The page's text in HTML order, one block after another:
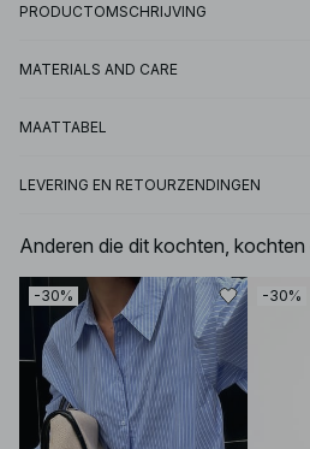
PRODUCTOMSCHRIJVING
MATERIALS AND CARE
MAATTABEL
LEVERING EN RETOURZENDINGEN
Anderen die dit kochten,
-30% -30%